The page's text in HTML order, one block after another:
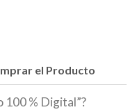
el Producto
100 % Digital”?